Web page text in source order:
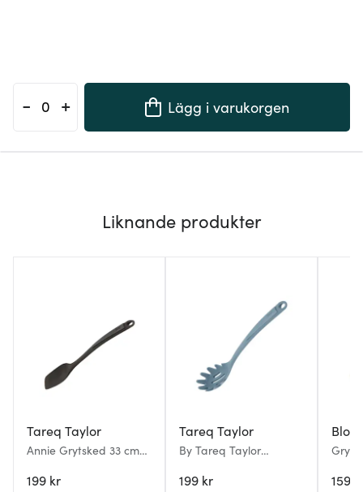
- + Lägg i varukorgen
Liknande produkter
Tareq Taylor
Annie Grytsked 33 cm
199 kr
Tareq Taylor
By Tareq Taylor
cm Indigo
199 kr 159